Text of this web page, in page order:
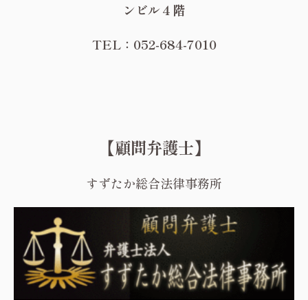
ンビル４階
TEL：052-684-7010
【顧問弁護士】
すずたか総合法律事務所